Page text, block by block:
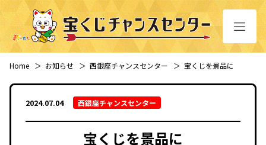
Home ＞ お知らせ ＞ 西銀座チャンスセンター ＞ 宝くじを景品に
2024.07.04 西銀座チャンスセンター
宝くじを景品に